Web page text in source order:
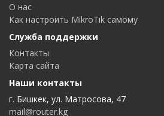
О нас
Как настроить MikroTik самому
Служба поддержки
Контакты
Карта сайта
Наши контакты
г. Бишкек, ул. Матросова, 47
mail@router.kg